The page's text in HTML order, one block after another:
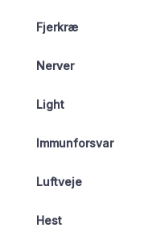
Fjerkræ
Nerver
Light
Immunforsvar
Luftveje
Hest